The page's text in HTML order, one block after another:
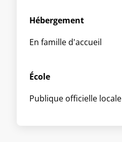
Hébergement
En famille d'accueil
École
Publique officielle locale